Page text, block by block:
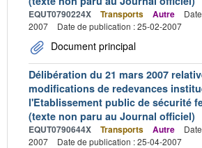
EQUT0790224X Transports Autre
2007
Date de publication : 25-02-2007
Document principal
Délibération du 21 mars 2007
modifications de redevances
l'Etablissement public de sécurité
(texte non paru au Journal officiel)
EQUT0790644X Transports Autre
2007
Date de publication : 25-04-2007